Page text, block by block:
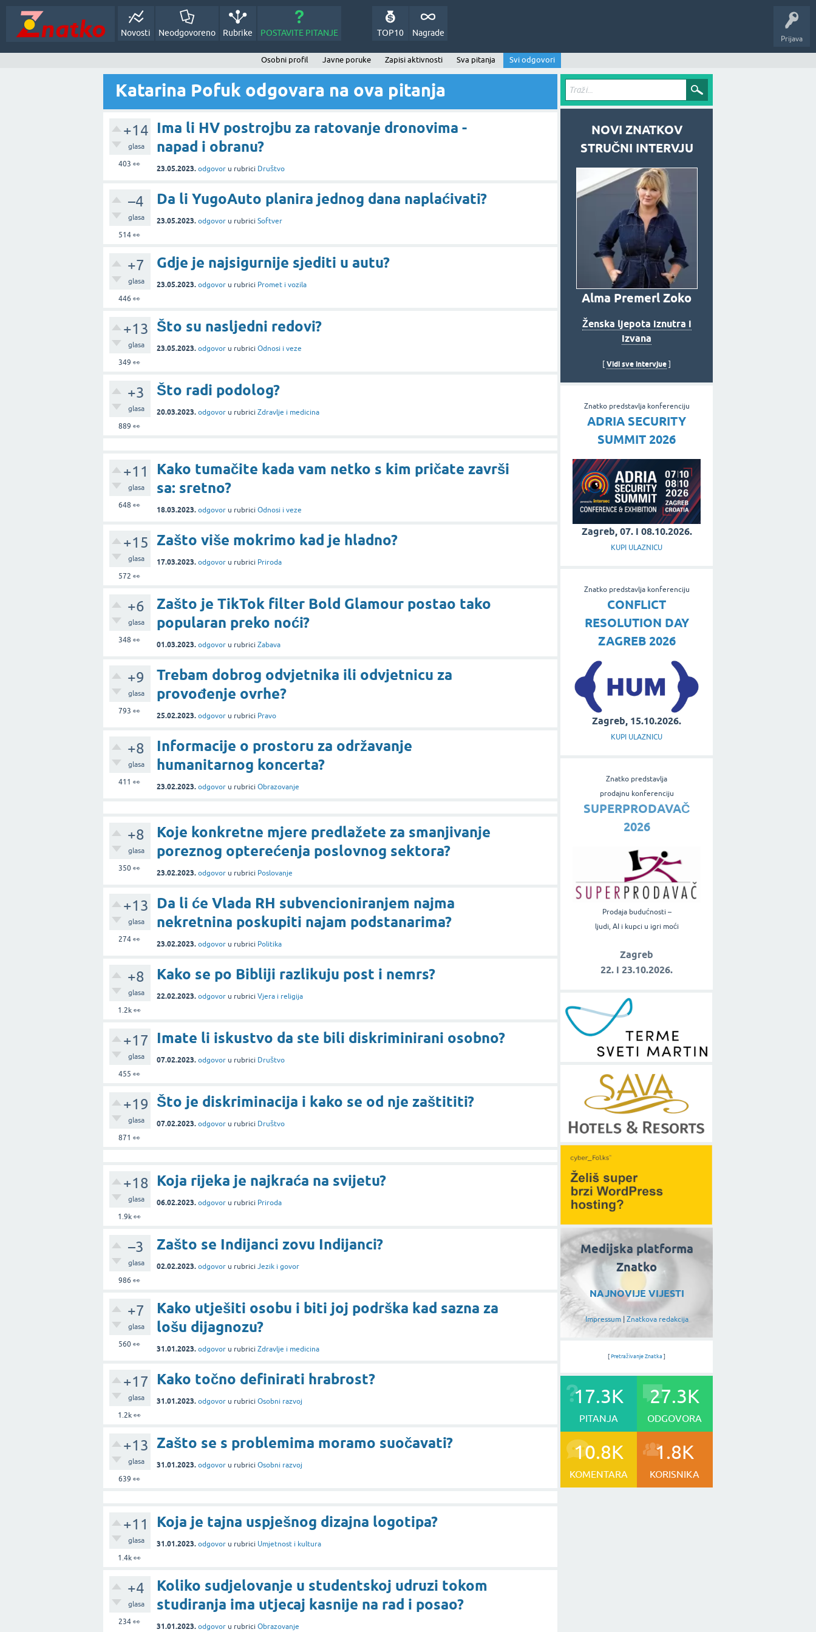
Prijava
Novosti Neodgovoreno Rubrike POSTAVITE PITANJE Nagrade
TOP10
Osobni profil Javne poruke Zapisi aktivnosti Sva pitanja Svi odgovori
Katarina Pofuk odgovara na ova pitanja
+14
glasa
403 👀
Ima li HV postrojbu za ratovanje dronovima -
napad i obranu?
23.05.2023. odgovor u rubrici Društvo
–4
glasa
514👀
Da li YugoAuto planira jednog dana naplaćivati?
23.05.2023. odgovor u rubrici Softver
+7
glasa
446 👀
Gdje je najsigurnije sjediti u autu?
23.05.2023. odgovor u rubrici Promet i vozila
+13
glasa
349 👀
Što su nasljedni redovi?
23.05.2023. odgovor u rubrici Odnosi i veze
+3
glasa
889 👀
Što radi podolog?
20.03.2023. odgovor u rubrici Zdravlje i medicina
+11
glasa
648 👀
Kako tumačite kada vam netko s kim pričate završi
sa: sretno?
18.03.2023. odgovor u rubrici Odnosi i veze
+15
glasa
572 👀
Zašto više mokrimo kad je hladno?
17.03.2023. odgovor u rubrici Priroda
+6
glasa
348 👀
Zašto je TikTok filter Bold Glamour postao tako
popularan preko noći?
01.03.2023. odgovor u rubrici Zabava
+9
glasa
793 👀
Trebam dobrog odvjetnika ili odvjetnicu za
provođenje ovrhe?
25.02.2023. odgovor u rubrici Pravo
+8
glasa
411 👀
Informacije o prostoru za održavanje
humanitarnog koncerta?
23.02.2023. odgovor u rubrici Obrazovanje
+8
glasa
350👀
Koje konkretne mjere predlažete za smanjivanje
poreznog opterećenja poslovnog sektora?
23.02.2023. odgovor u rubrici Poslovanje
+13
glasa
274👀
Da li će Vlada RH subvencioniranjem najma
nekretnina poskupiti najam podstanarima?
23.02.2023. odgovor u rubrici Politika
+8
glasa
1.2k👀
Kako se po Bibliji razlikuju post i nemrs?
22.02.2023. odgovor u rubrici Vjera i religija
+17
glasa
455 👀
Imate li iskustvo da ste bili diskriminirani osobno?
07.02.2023. odgovor u rubrici Društvo
+19
glasa
871 👀
Što je diskriminacija i kako se od nje zaštititi?
07.02.2023. odgovor u rubrici Društvo
+18
glasa
1.9k👀
Koja rijeka je najkraća na svijetu?
06.02.2023. odgovor u rubrici Priroda
–3
glasa
986 👀
Zašto se Indijanci zovu Indijanci?
02.02.2023. odgovor u rubrici Jezik i govor
+7
glasa
560👀
Kako utješiti osobu i biti joj podrška kad sazna za
lošu dijagnozu?
31.01.2023. odgovor u rubrici Zdravlje i medicina
+17
glasa
1.2k👀
Kako točno definirati hrabrost?
31.01.2023. odgovor u rubrici Osobni razvoj
+13
glasa
639 👀
Zašto se s problemima moramo suočavati?
31.01.2023. odgovor u rubrici Osobni razvoj
+11
glasa
1.4k👀
Koja je tajna uspješnog dizajna logotipa?
31.01.2023. odgovor u rubrici Umjetnost i kultura
+4
glasa
234👀
Koliko sudjelovanje u studentskoj udruzi tokom
studiranja ima utjecaj kasnije na rad i posao?
31.01.2023. odgovor u rubrici Obrazovanje
NOVI ZNATKOV
STRUČNI INTERVJU
Alma Premerl Zoko
Ženska ljepota iznutra i
izvana
Vidi sve intervjue
Znatko predstavlja konferenciju
ADRIA SECURITY
SUMMIT 2026
Zagreb, 07. i 08.10.2026.
KUPI ULAZNICU
Znatko predstavlja konferenciju
CONFLICT
RESOLUTION DAY
ZAGREB 2026
Zagreb, 15.10.2026.
KUPI ULAZNICU
Znatko predstavlja
prodajnu konferenciju
SUPERPRODAVAČ
2026
Prodaja budućnosti –
ljudi, AI i kupci u igri moći
Zagreb
22. i 23.10.2026.
Medijska platforma
Znatko
NAJNOVIJE VIJESTI
Impressum| Znatkova redakcija
[ Pretraživanje Znatka ]
17.3K
PITANJA
27.3K
ODGOVORA
10.8K
KOMENTARA
1.8K
KORISNIKA